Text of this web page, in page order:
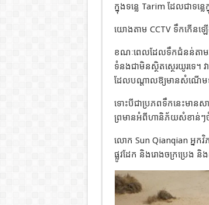
ក្នុងទន្លេ Tarim ដែលជាទន្
យោងតាម CCTV ទឹកកើនឡើ
ខណៈពេលដែលទឹកជំនន់តាមរដូ
ទំនងជាមិនស្ថិតស្ថេរយូរទេ។
ដែលបណ្តាលឱ្យមានសំណើមទ
ទោះបីជាប្រភពទឹកនេះមានសា
ព្រមានអំពីហានិភ័យសំខាន់ៗចំព
លោក Sun Qianqian អ្នកវិ
ផ្លូវដែក និងរោងចក្រប្រេង និ